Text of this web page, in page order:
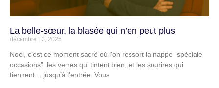
La belle-sœur, la blasée qui n’en peut plus
décembre 13, 2025
Noël, c’est ce moment sacré où l’on ressort la nappe “spéciale
occasions”, les verres qui tintent bien, et les sourires qui
tiennent… jusqu’à l’entrée. Vous